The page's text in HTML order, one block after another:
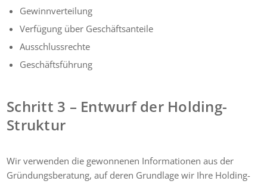
Gewinnverteilung
Verfügung über Geschäftsanteile
Ausschlussrechte
Geschäftsführung
Schritt 3 – Entwurf der Holding-
Struktur
Wir verwenden die gewonnenen Informationen aus der
Gründungsberatung, auf deren Grundlage wir Ihre Holding-